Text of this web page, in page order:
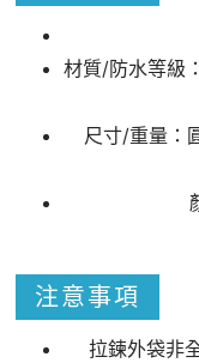
材質/防水等級
尺寸/重量：
注意事項
拉鍊外袋非